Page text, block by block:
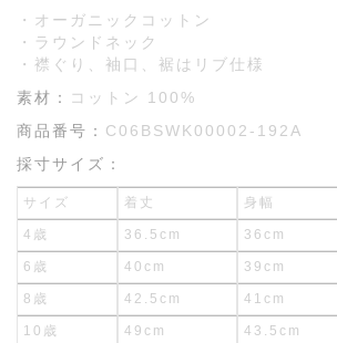
・オーガニックコットン
・ラウンドネック
・襟ぐり、袖口、裾はリブ仕様
素材：
コットン 100%
商品番号： C06BSWK00002-192A
採寸サイズ：
サイズ 着丈 身幅
4歳 36.5cm 36cm
6歳 40cm 39cm
8歳 42.5cm 41cm
10歳 49cm 43.5cm